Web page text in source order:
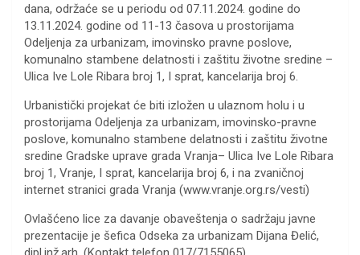
dana, održaće se u periodu od 07.11.2024. godine do
13.11.2024. godine od 11-13 časova u prostorijama
Odeljenja za urbanizam, imovinsko pravne poslove,
komunalno stambene delatnosti i zaštitu životne sredine –
Ulica Ive Lole Ribara broj 1, I sprat, kancelarija broj 6.
Urbanistički projekat će biti izložen u ulaznom holu i u
prostorijama Odeljenja za urbanizam, imovinsko-pravne
poslove, komunalno stambene delatnosti i zaštitu životne
sredine Gradske uprave grada Vranja– Ulica Ive Lole Ribara
broj 1, Vranje, I sprat, kancelarija broj 6, i na zvaničnoj
internet stranici grada Vranja (www.vranje.org.rs/vesti)
Ovlašćeno lice za davanje obaveštenja o sadržaju javne
prezentacije je šefica Odseka za urbanizam Dijana Đelić,